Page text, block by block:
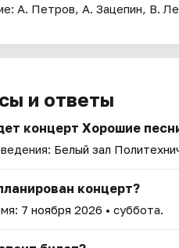
А. Петров, А. Зацепин, В.
и ответы
концерт Хорошие
Белый зал
концерт?
7 ноября 2026 • суббота.